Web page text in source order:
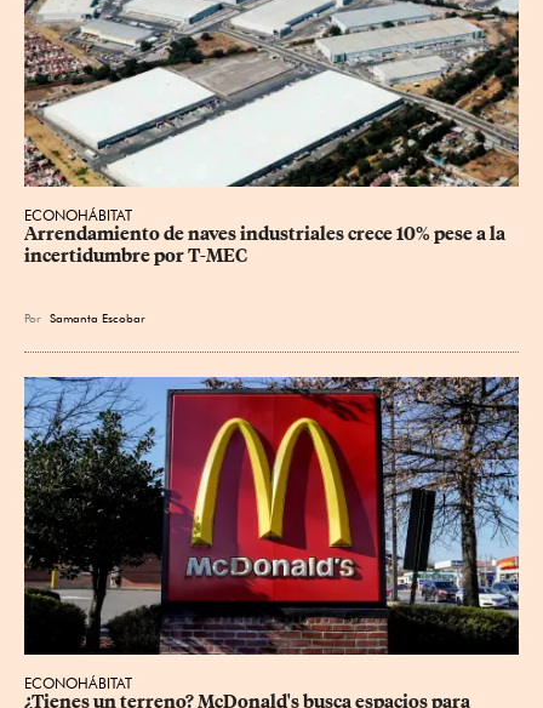
ECONOHÁBITAT
Arrendamiento de naves industriales crece 10% pese a la
incertidumbre por T-MEC
Por Samanta Escobar
ECONOHÁBITAT
¿Tienes un terreno? McDonald's busca espacios para